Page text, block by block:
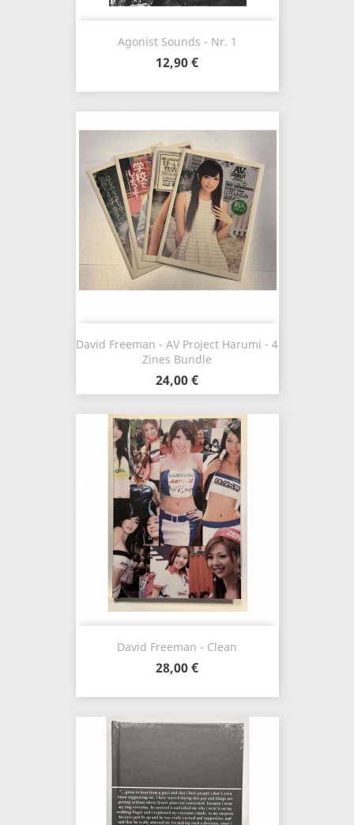
Agonist Sounds - Nr. 1
12,90 €
David Freeman - AV Project Harumi - 4
Zines Bundle
24,00 €
David Freeman - Clean
28,00 €